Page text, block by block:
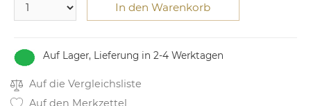
Auf Lager, Lieferung in 2-4 Werktagen
In den Warenkorb
Auf die Vergleichsliste
Auf den Merkzettel